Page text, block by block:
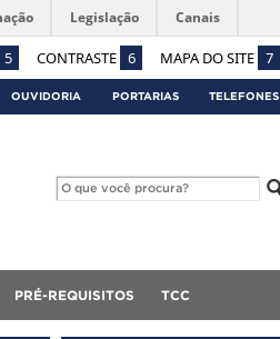
5 CONTRASTE 6 MAPA DO SITE 7
Legislação Canais
OUVIDORIA PORTARIAS TELEFONES
PRÉ-REQUISITOS TCC